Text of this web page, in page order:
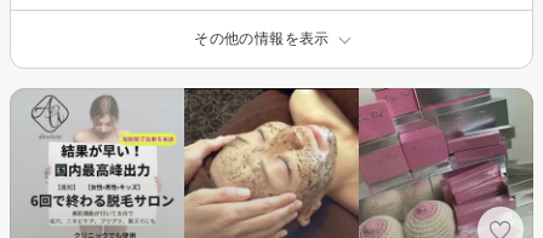
その他の情報を表示